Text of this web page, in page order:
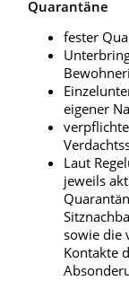
Quarantäne
fester
eigener
Laut
jeweils
sowie die
Kontakte